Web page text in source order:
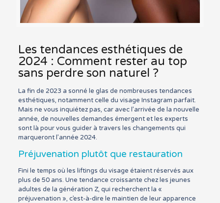
Les tendances esthétiques de
2024 : Comment rester au top
sans perdre son naturel ?
La fin de 2023 a sonné le glas de nombreuses tendances
esthétiques, notamment celle du visage Instagram parfait.
Mais ne vous inquiétez pas, car avec l’arrivée de la nouvelle
année, de nouvelles demandes émergent et les experts
sont là pour vous guider à travers les changements qui
marqueront l’année 2024.
Préjuvenation plutôt que restauration
Fini le temps où les liftings du visage étaient réservés aux
plus de 50 ans. Une tendance croissante chez les jeunes
adultes de la génération Z, qui recherchent la «
préjuvenation », c’est-à-dire le maintien de leur apparence